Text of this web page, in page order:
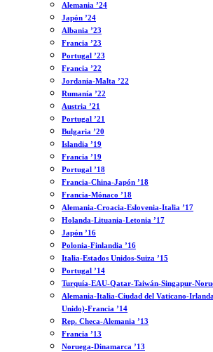
Alemania ’24
Japón ’24
Albania ’23
Francia ’23
Portugal ’23
Francia ’22
Jordania-Malta ’22
Rumanía ’22
Austria ’21
Portugal ’21
Bulgaria ’20
Islandia ’19
Francia ’19
Portugal ’18
Francia-China-Japón ’18
Francia-Mónaco ’18
Alemania-Croacia-Eslovenia-Italia ’17
Holanda-Lituania-Letonia ’17
Japón ’16
Polonia-Finlandia ’16
Italia-Estados Unidos-Suiza ’15
Portugal ’14
Turquía-EAU-Qatar-Taiwán-Singapur-
Alemania-Italia-Ciudad del Vaticano-
Unido)-Francia ’14
Rep. Checa-Alemania ’13
Francia ’13
Noruega-Dinamarca ’13